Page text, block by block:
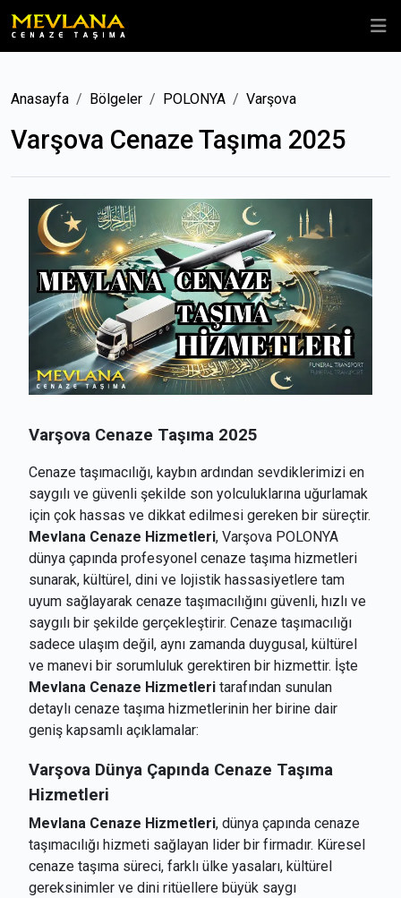
Anasayfa Bölgeler POLONYA Varşova
Varşova Cenaze Taşıma 2025
Varşova Cenaze Taşıma 2025
Cenaze taşımacılığı, kaybın ardından sevdiklerimizi en
saygılı ve güvenli şekilde son yolculuklarına uğurlamak
için çok hassas ve dikkat edilmesi gereken bir süreçtir.
Mevlana Cenaze Hizmetleri, Varşova POLONYA
dünya çapında profesyonel cenaze taşıma hizmetleri
sunarak, kültürel, dini ve lojistik hassasiyetlere tam
uyum sağlayarak cenaze taşımacılığını güvenli, hızlı ve
saygılı bir şekilde gerçekleştirir. Cenaze taşımacılığı
sadece ulaşım değil, aynı zamanda duygusal, kültürel
ve manevi bir sorumluluk gerektiren bir hizmettir. İşte
Mevlana Cenaze Hizmetleri tarafından sunulan
detaylı cenaze taşıma hizmetlerinin her birine dair
geniş kapsamlı açıklamalar:
Varşova Dünya Çapında Cenaze Taşıma
Hizmetleri
Mevlana Cenaze Hizmetleri, dünya çapında cenaze
taşımacılığı hizmeti sağlayan lider bir firmadır. Küresel
cenaze taşıma süreci, farklı ülke yasaları, kültürel
gereksinimler ve dini ritüellere büyük saygı